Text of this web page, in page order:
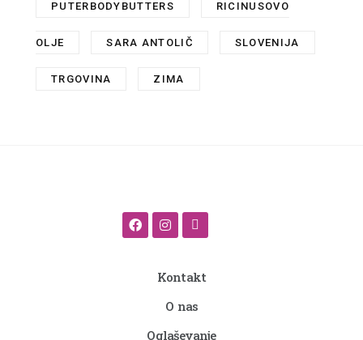
PUTERBODYBUTTERS RICINUSOVO
OLJE SARA ANTOLIČ SLOVENIJA
TRGOVINA ZIMA
Kontakt
O nas
Oglaševanje